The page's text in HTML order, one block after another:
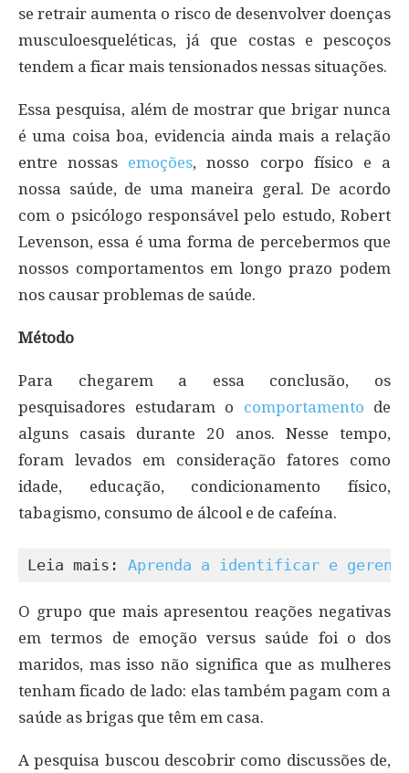
se retrair aumenta o risco de desenvolver doenças
musculoesqueléticas, já que costas e pescoços
tendem a ficar mais tensionados nessas situações.
Essa pesquisa, além de mostrar que brigar nunca
é uma coisa boa, evidencia ainda mais a relação
entre nossas emoções, nosso corpo físico e a
nossa saúde, de uma maneira geral. De acordo
com o psicólogo responsável pelo estudo, Robert
Levenson, essa é uma forma de percebermos que
nossos comportamentos em longo prazo podem
nos causar problemas de saúde.
Método
Para chegarem a essa conclusão, os
pesquisadores estudaram o comportamento de
alguns casais durante 20 anos. Nesse tempo,
foram levados em consideração fatores como
idade, educação, condicionamento físico,
tabagismo, consumo de álcool e de cafeína.
Leia mais: Aprenda a identificar e
O grupo que mais apresentou reações negativas
em termos de emoção versus saúde foi o dos
maridos, mas isso não significa que as mulheres
tenham ficado de lado: elas também pagam com a
saúde as brigas que têm em casa.
A pesquisa buscou descobrir como discussões de,